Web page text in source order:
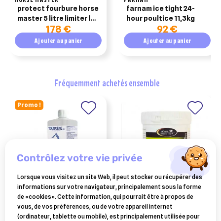
protect fourbure horse
master 5 litre limiter les
risques de fourbure du
cheval
178 €
Ajouter au panier
farnam ice tight 24-
hour poultice 11,3kg
92 €
Ajouter au panier
fréquemment achetés ensemble
Promo !
BOIRON
traumasedyl 1 litre solution
buvable pour traumatismes
HORSE MASTER
arnica leg gel horse master
pot 500 gr action rapide
contrôlez votre vie privée
Lorsque vous visitez un site Web, il peut stocker ou récupérer des
informations sur votre navigateur, principalement sous la forme
de «cookies». Cette information, qui pourrait être à propos de
vous, de vos préférences, ou de votre appareil internet
(ordinateur, tablette ou mobile), est principalement utilisée pour